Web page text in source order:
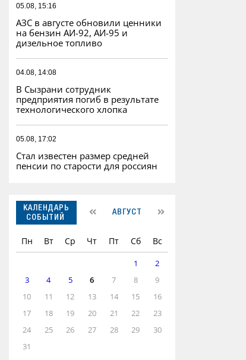
05.08, 15:16
АЗС в августе обновили ценники
на бензин АИ-92, АИ-95 и
дизельное топливо
04.08, 14:08
В Сызрани сотрудник
предприятия погиб в результате
технологического хлопка
05.08, 17:02
Стал известен размер средней
пенсии по старости для россиян
КАЛЕНДАРЬ
СОБЫТИЙ
АВГУСТ
Пн Вт Ср Чт Пт Сб Вс
1
2
3
4 5 6 7 8
9
10
11 12 13 14 15
16
17
18 19 20 21 22
23
24
25 26 27 28 29
30
31